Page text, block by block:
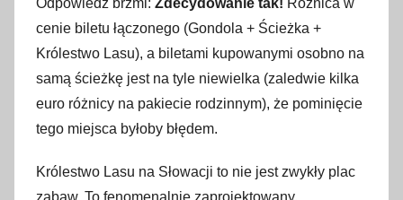
Odpowiedź brzmi: Zdecydowanie tak! Różnica w
cenie biletu łączonego (Gondola + Ścieżka +
Królestwo Lasu), a biletami kupowanymi osobno na
samą ścieżkę jest na tyle niewielka (zaledwie kilka
euro różnicy na pakiecie rodzinnym), że pominięcie
tego miejsca byłoby błędem.
Królestwo Lasu na Słowacji to nie jest zwykły plac